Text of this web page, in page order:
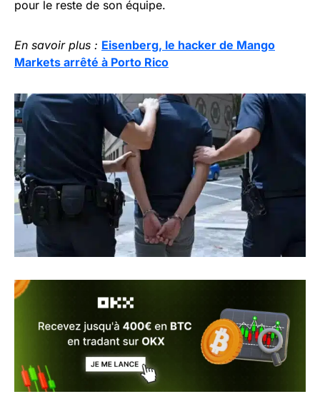
pour le reste de son équipe.
En savoir plus : Eisenberg, le hacker de Mango
Markets arrêté à Porto Rico